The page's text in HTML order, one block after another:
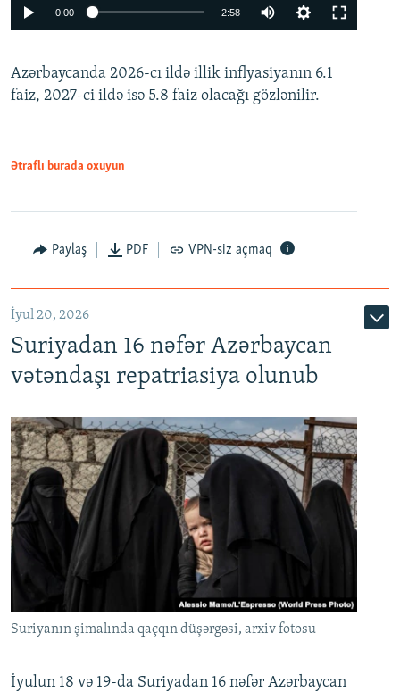
Auto
0:00 2:58
360p
480p
Azərbaycanda 2026-cı ildə illik inflyasiyanın 6.1
faiz, 2027-ci ildə isə 5.8 faiz olacağı gözlənilir.
Ətraflı burada oxuyun
Paylaş PDF VPN-siz açmaq
İyul 20, 2026
Suriyadan 16 nəfər Azərbaycan
vətəndaşı repatriasiya olunub
Suriyanın şimalında qaçqın düşərgəsi, arxiv fotosu
İyulun 18 və 19-da Suriyadan 16 nəfər Azərbaycan